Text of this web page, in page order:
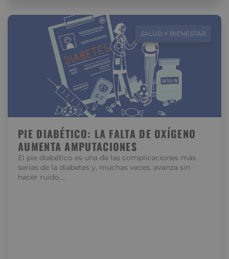
SALUD Y BIENESTAR
PIE DIABÉTICO: LA FALTA DE OXÍGENO
AUMENTA AMPUTACIONES
El pie diabético es una de las complicaciones más
serias de la diabetes y, muchas veces, avanza sin
hacer ruido….